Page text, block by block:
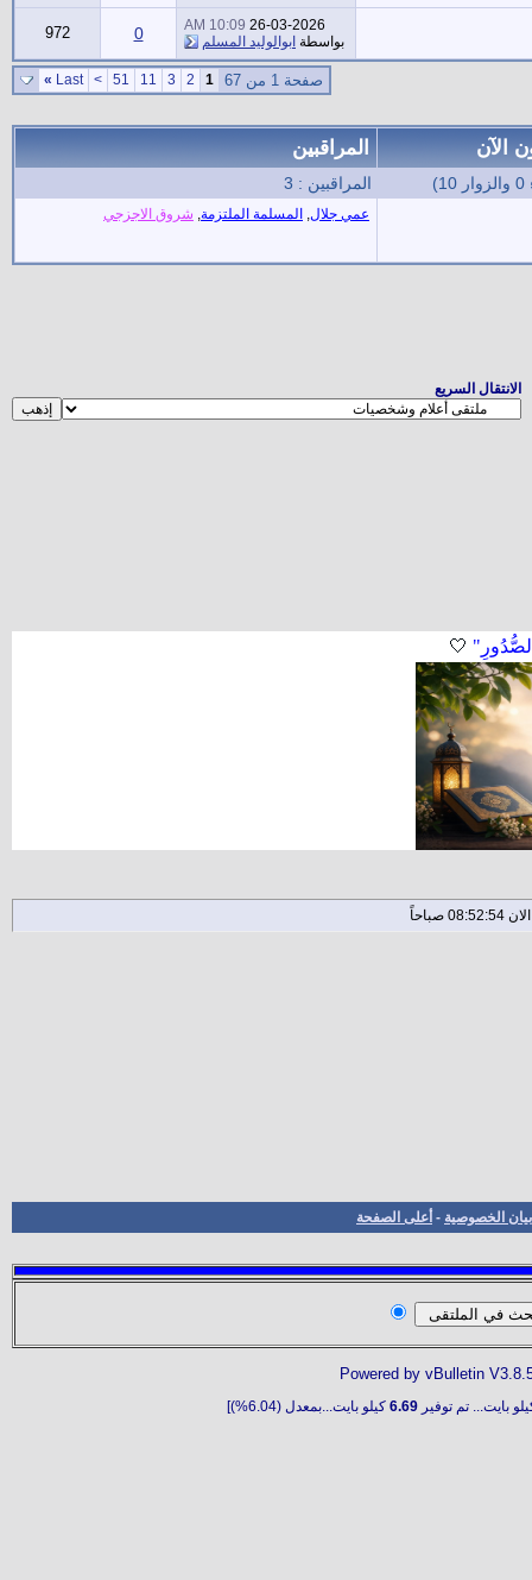
26-03-2026
10:09 AM
بواسطة ابوالوليد المسلم 0
972
صفحة 1 من 67 1
2
3
11
51
>
Last
»
الآن المراقبين
المراقبين : 3
عمي جلال المسلمة الملتزمة شروق الاجزجي
الانتقال السريع
🤍
بيان الخصوصية - أعلى الصفحة
Powered by vBulletin
بايت... تم توفير 6.69 كيلو بايت...بمعدل (6.04%)]